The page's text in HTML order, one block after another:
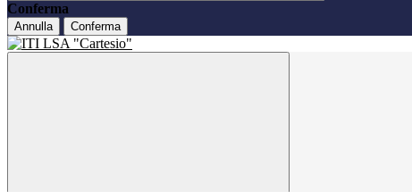
Conferma
Annulla Conferma